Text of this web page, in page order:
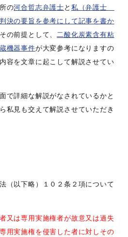
の河合哲志弁護士と 私（弁護士
決の要旨を参考にして記事を書か
の前提として、二酸化炭素含有粘
機器事件が大変参考になりますの
容を文章に起こして解説させてい
で詳細な解説がなされているかと
私見も交えて解説させていただき
（以下略）１０２条２項について
又は専用実施権者が故意又は過失
用実施権を侵害した者に対しその